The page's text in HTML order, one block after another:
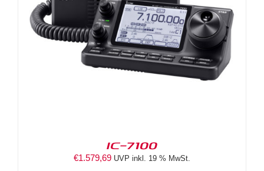
IC-7100
€1.579,69 UVP inkl. 19 % MwSt.